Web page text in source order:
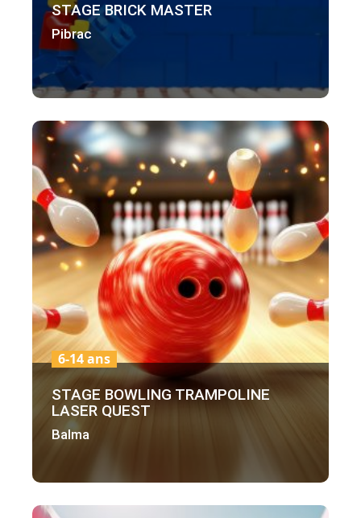
STAGE BRICK MASTER
Pibrac
STAGE BOWLING TRAMPOLINE
LASER QUEST
Balma
6-14 ans